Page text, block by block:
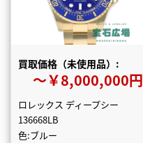
買取価格（未使用品）:
〜￥8,000,000円
ロレックス ディープシー
136668LB
色:ブルー